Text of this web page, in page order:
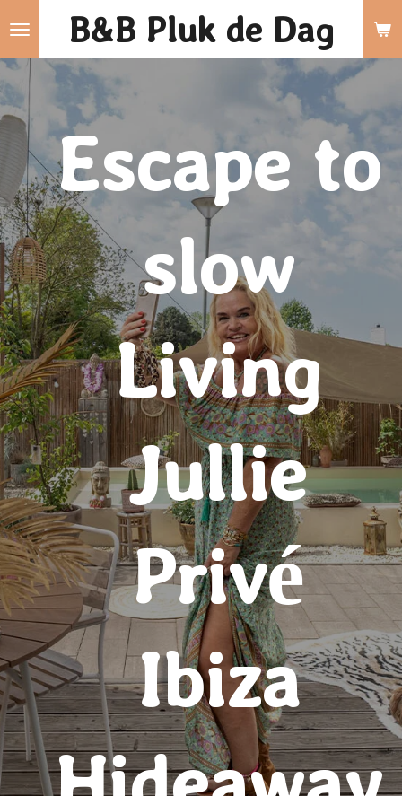
Ga
naar
de
hoofdinhoud
B&B Pluk deDag
Escape to
slow
Living
Jullie
Privé
Ibiza